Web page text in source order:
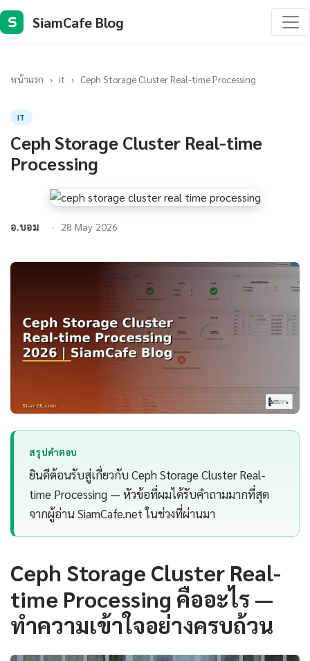
S SiamCafe Blog
หน้าแรก › it › Ceph Storage Cluster Real-time Processing
IT
Ceph Storage Cluster Real-time
Processing
อ.บอม 28 May 2026
สรุปคำตอบ
ยินดีต้อนรับสู่เกี่ยวกับ Ceph Storage Cluster Real-
time Processing — หัวข้อที่ผมได้รับคำถามมากที่สุด
จากผู้อ่าน SiamCafe.net ในช่วงที่ผ่านมา
Ceph Storage Cluster Real-
time Processing คืออะไร —
ทำความเข้าใจอย่างครบถ้วน